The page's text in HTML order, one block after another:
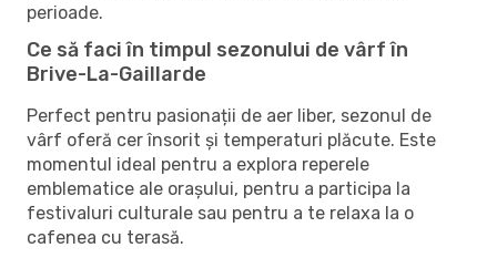
perioade.
Ce să faci în timpul sezonului de vârf în
Brive-La-Gaillarde
Perfect pentru pasionații de aer liber, sezonul de
vârf oferă cer însorit și temperaturi plăcute. Este
momentul ideal pentru a explora reperele
emblematice ale orașului, pentru a participa la
festivaluri culturale sau pentru a te relaxa la o
cafenea cu terasă.